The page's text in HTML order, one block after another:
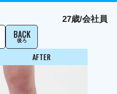
27歳/会社員
BACK
後ろ
AFTER